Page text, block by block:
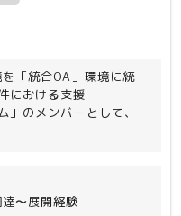
server
「統合OA」環境に統
における支援
」のメンバーとして、
の定型化
して頂く想定です。
達〜展開経験